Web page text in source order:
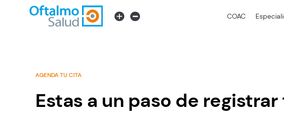
COAC
AGENDA TU CITA
Estas a un paso de